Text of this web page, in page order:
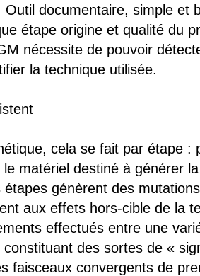
documentaire, simple et
étape origine et qualité du
nécessite de pouvoir
la technique utilisée.
cela se fait par étape :
matériel destiné à générer
génèrent des
aux effets hors-cible de la
effectués entre une
des sortes de «
faisceaux convergents de